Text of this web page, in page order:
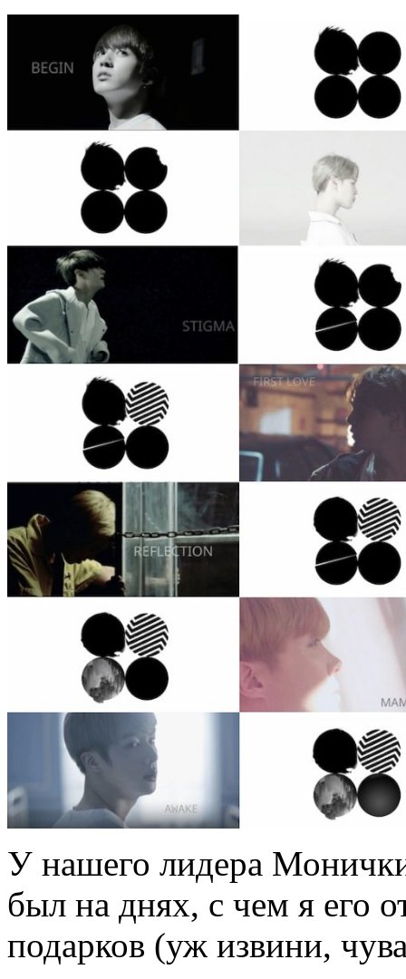
У нашего лидера
был на днях, с чем я его
подарков (уж извини,